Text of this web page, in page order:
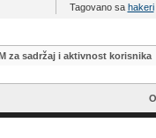
Tagovano sa hakeri
za sadržaj i aktivnost korisnika